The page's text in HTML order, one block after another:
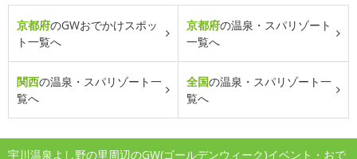
京都府のGWおでかけスポッ
ト一覧へ
京都府の温泉・スパリゾート
一覧へ
関西の温泉・スパリゾート一
覧へ
全国の温泉・スパリゾート一
覧へ
宇川温泉よし野の里周辺のGW(ゴールデンウィーク)イベント・おで